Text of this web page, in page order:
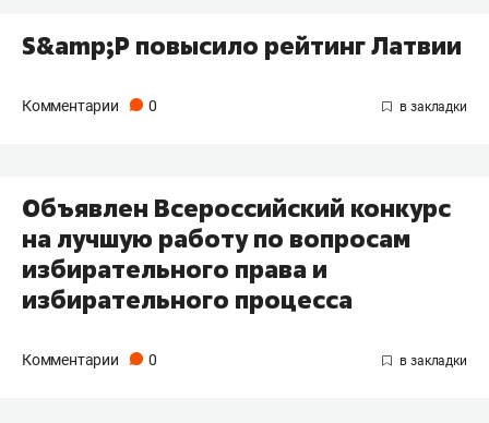
S&amp;P повысило рейтинг Латвии
Комментарии 0
Объявлен Всероссийский конкурс
на лучшую работу по вопросам
избирательного права и
избирательного процесса
Комментарии 0